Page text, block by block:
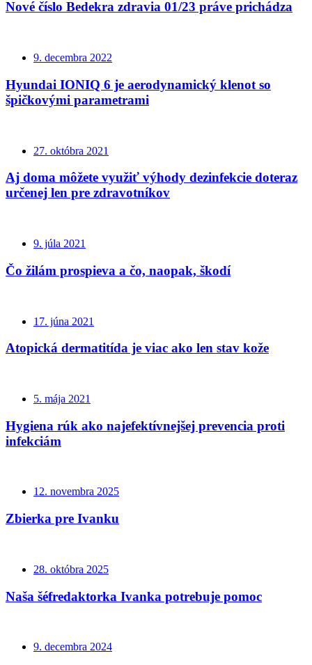
Nové číslo Bedekra zdravia 01/23 práve prichádza
9. decembra 2022
Hyundai IONIQ 6 je aerodynamický klenot so
špičkovými parametrami
27. októbra 2021
Aj doma môžete využiť výhody dezinfekcie doteraz
určenej len pre zdravotníkov
9. júla 2021
Čo žilám prospieva a čo, naopak, škodí
17. júna 2021
Atopická dermatitída je viac ako len stav kože
5. mája 2021
Hygiena rúk ako najefektívnejšej prevencia proti
infekciám
12. novembra 2025
Zbierka pre Ivanku
28. októbra 2025
Naša šéfredaktorka Ivanka potrebuje pomoc
9. decembra 2024